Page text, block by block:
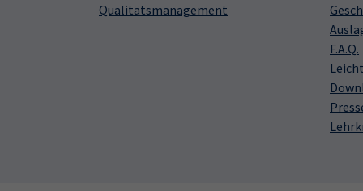
Qualitätsmanagement
F.A.Q.